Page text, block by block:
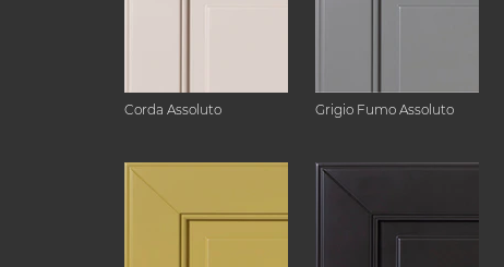
Corda Assoluto Grigio Fumo Assoluto